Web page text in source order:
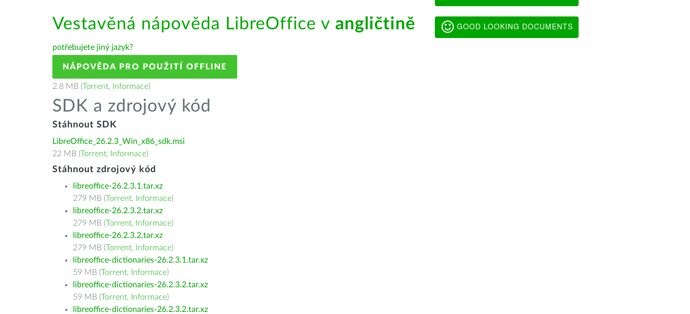
Vestavěná nápověda LibreOffice v angličtině
potřebujete jiný jazyk?
NÁPOVĚDA PRO POUŽITÍ OFFLINE
2.8 MB (Torrent, Informace)
SDK a zdrojový kód
Stáhnout SDK
LibreOffice_26.2.3_Win_x86_sdk.msi
22 MB (Torrent, Informace)
Stáhnout zdrojový kód
libreoffice-26.2.3.1.tar.xz
279 MB (Torrent, Informace)
libreoffice-26.2.3.2.tar.xz
279 MB (Torrent, Informace)
libreoffice-26.2.3.2.tar.xz
279 MB (Torrent, Informace)
libreoffice-dictionaries-26.2.3.1.tar.xz
59 MB (Torrent, Informace)
libreoffice-dictionaries-26.2.3.2.tar.xz
59 MB (Torrent, Informace)
libreoffice-dictionaries-26.2.3.2.tar.xz
GOOD LOOKING DOCUMENTS